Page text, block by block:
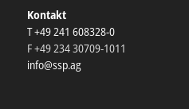
Kontakt
T +49 241 608328-0
F +49 234 30709-1011
info@ssp.ag